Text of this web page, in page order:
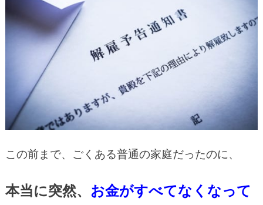
この前まで、ごくある普通の家庭だったのに、
本当に突然、 お金がすべてなくなって